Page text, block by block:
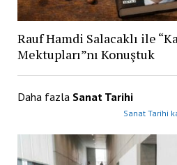
Rauf Hamdi Salacaklı ile
Mektupları”nı Konuştuk
Daha fazla Sanat Tarihi
Sanat Tarihi